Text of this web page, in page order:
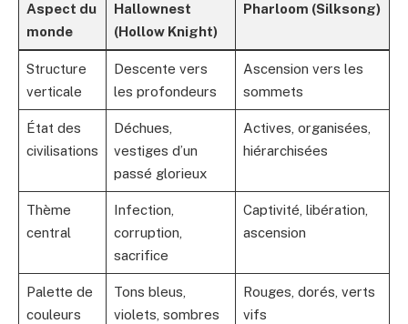
Aspect du
monde
Hallownest
(Hollow Knight)
Pharloom (Silksong)
Structure
verticale
Descente vers
les profondeurs
Ascension vers les
sommets
État des
civilisations
Déchues,
vestiges d’un
passé glorieux
Actives, organisées,
hiérarchisées
Thème
central
Infection,
corruption,
sacrifice
Captivité, libération,
ascension
Palette de
couleurs
Tons bleus,
violets, sombres
Rouges, dorés, verts
vifs